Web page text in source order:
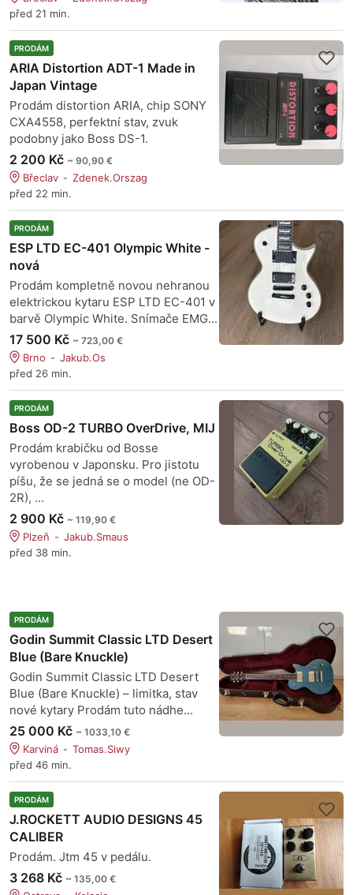
před 21 min.
PRODÁM
ARIA Distortion ADT-1 Made in
Japan Vintage
Prodám distortion ARIA, chip SONY
CXA4558, perfektní stav, zvuk
podobny jako Boss DS-1.
2 200 Kč ~ 90,90 €
Břeclav
Zdenek.Orszag
před 22 min.
PRODÁM
ESP LTD EC-401 Olympic White -
nová
Prodám kompletně novou nehranou
elektrickou kytaru ESP LTD EC-401 v
barvě Olympic White. Snímače EMG...
17 500 Kč ~ 723,00 €
Brno
Jakub.Os
před 26 min.
PRODÁM
Boss OD-2 TURBO OverDrive, MIJ
Prodám krabičku od Bosse
vyrobenou v Japonsku. Pro jistotu
píšu, že se jedná se o model (ne OD-
2R), ...
2 900 Kč ~ 119,90 €
Plzeň
Jakub.Smaus
před 38 min.
PRODÁM
Godin Summit Classic LTD Desert
Blue (Bare Knuckle)
Godin Summit Classic LTD Desert
Blue (Bare Knuckle) – limitka, stav
nové kytary Prodám tuto nádhe...
25 000 Kč ~ 1033,10 €
Karviná
Tomas.Siwy
před 46 min.
PRODÁM
J.ROCKETT AUDIO DESIGNS 45
CALIBER
Prodám. Jtm 45 v pedálu.
3 268 Kč ~ 135,00 €